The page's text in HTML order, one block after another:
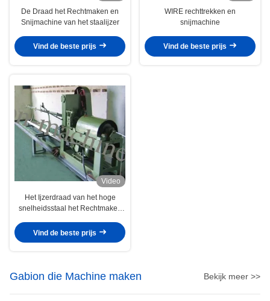
De Draad het Rechtmaken en
Snijmachine van het staalijzer
Vind de beste prijs
WIRE rechttrekken en
snijmachine
Vind de beste prijs
Video
Het Ijzerdraad van het hoge
snelheidsstaal het Rechtmaken
Vind de beste prijs
Gabion die Machine maken Bekijk meer >>